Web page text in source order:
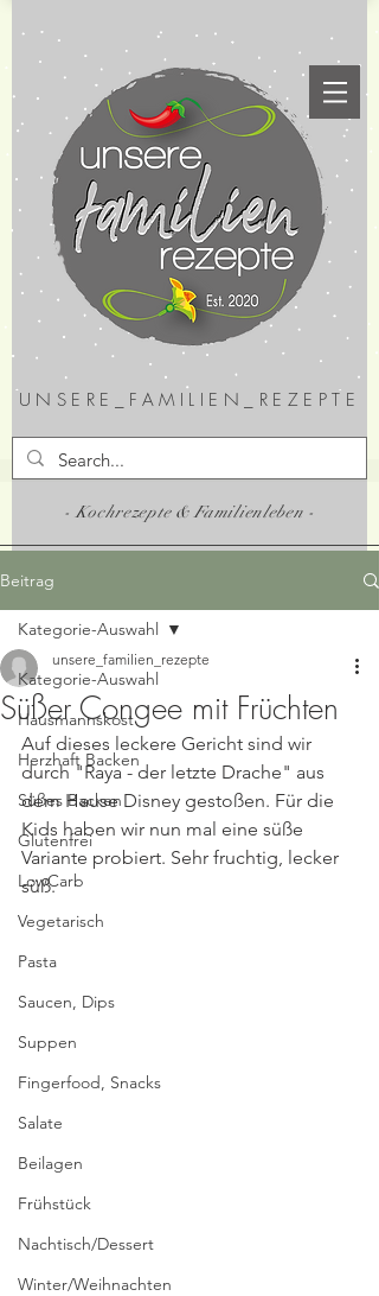
UNSERE_FAMILIEN_REZEPTE
- Kochrezepte & Familienleben -
Beitrag
Kategorie-Auswahl
Hausmannskost
Herzhaft Backen
Süßes Backen
Glutenfrei
LowCarb
Vegetarisch
Pasta
Saucen, Dips
Suppen
Fingerfood, Snacks
Salate
Beilagen
Frühstück
Nachtisch/Dessert
Winter/Weihnachten
Kategorie-Auswahl
Süßer Congee mit Früchten
unsere_familien_rezepte
Auf dieses leckere Gericht sind wir
durch "Raya - der letzte Drache" aus
dem Hause Disney gestoßen. Für die
Kids haben wir nun mal eine süße
Variante probiert. Sehr fruchtig, lecker
süß.